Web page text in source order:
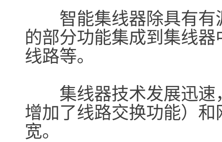
智能集线器除具有有
的部分功能集成到集线
线路等。
集线器技术发展迅速
增加了线路交换功能）
宽。